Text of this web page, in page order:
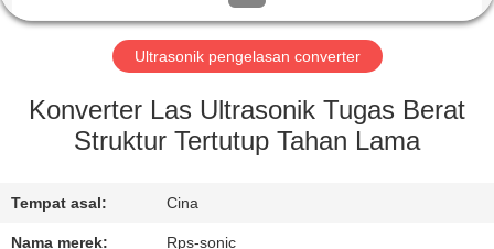
TUR
PABRIK
KONTROL
HUBUNGI
Ultrasonik pengelasan converter
Konverter Las Ultrasonik Tugas Berat
Struktur Tertutup Tahan Lama
Tempat asal: Cina
Nama merek: Rps-sonic